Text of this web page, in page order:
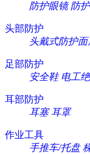
防护眼镜 防
头部防护
头戴式防护面
足部防护
安全鞋 电工
耳部防护
耳塞 耳罩
作业工具
手推车/托盘